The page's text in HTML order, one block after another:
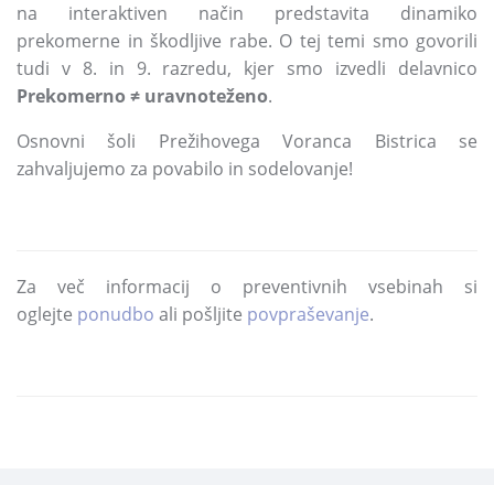
na interaktiven način predstavita dinamiko
prekomerne in škodljive rabe. O tej temi smo govorili
tudi v 8. in 9. razredu, kjer smo izvedli delavnico
Prekomerno ≠ uravnoteženo.
Osnovni šoli Prežihovega Voranca Bistrica se
zahvaljujemo za povabilo in sodelovanje!
Za več informacij o preventivnih vsebinah si
oglejte ponudbo ali pošljite povpraševanje.